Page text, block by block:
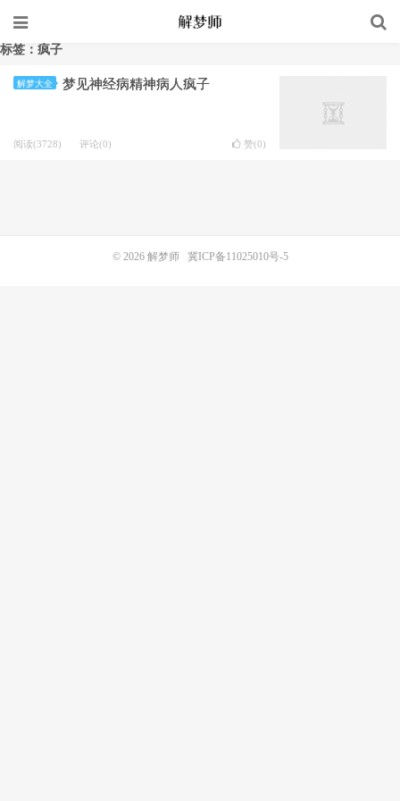
标签：疯子
解梦大全 梦见神经病精神病人疯子
阅读(3728) 评论(0) 赞(0)
© 2026 解梦师 冀ICP备11025010号-5